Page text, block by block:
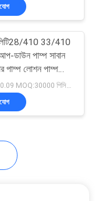
410 33/410
ডাউন পাম্প সাবান
পাম্প লোশন পাম্প
$0.078-$0.09 MOQ:30000 পিসিএস